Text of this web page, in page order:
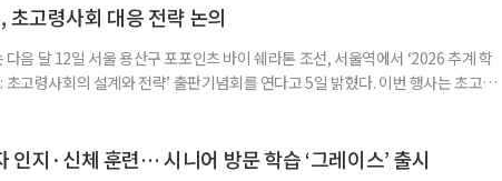
고령사회 대응 전략 논의
음 달 12일 서울 용산구 포포인츠 바이 쉐라톤 조선, 서울역에서 ‘2026 추계 학
초고령사회의 설계와 전략’ 출판기념회를 연다고 5일 밝혔다. 이번 행사는 초고령
한다. 이어 공동저자들이 돌봄과 금융, 헬스케어, 여가, 식품, 디지털 기술 등
인지·신체 훈련… 시니어 방문 학습 ‘그레이스’ 출시